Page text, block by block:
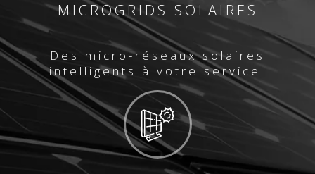
MICROGRIDS SOLAIRES
Des micro-réseaux solaires
intelligents à votre service.